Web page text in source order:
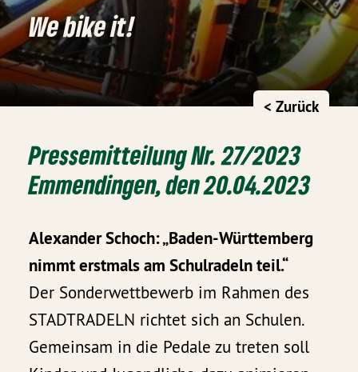
We bike it!
< Zurück
Pressemitteilung Nr. 27/2023
Emmendingen, den 20.04.2023
Alexander Schoch: „Baden-Württemberg
nimmt erstmals am Schulradeln teil.“
Der Sonderwettbewerb im Rahmen des
STADTRADELN richtet sich an Schulen.
Gemeinsam in die Pedale zu treten soll